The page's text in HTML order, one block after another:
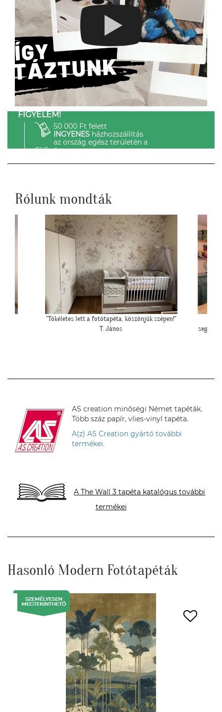
FIGYELEM!
50 000 Ft felett
INGYENESházhozszállítás
az ország egész területén a
GLS-el.
Rólunk mondták
"Ezzel a fotóval szeretném megköszönni
segítségeteket. Elkészültünk a tapétázással. Mi
AS creation minőségi Német tapéták.
Több száz papír, vlies-vinyl tapéta.
A(z) AS Creation gyártó további
termékei.
A The Wall 3 tapéta katalógus további
termékei
Hasonló Modern Fotótapéták